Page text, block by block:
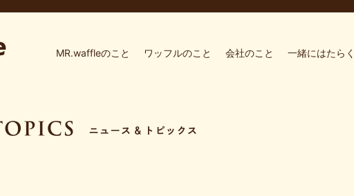
MR.waffleのこと ワッフルのこと 会社のこと 一緒にはたらく